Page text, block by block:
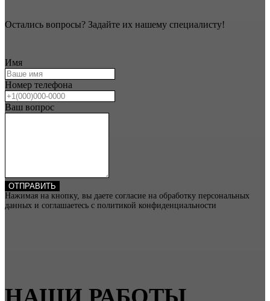
Остались вопросы? Задайте их нашему специалисту!
Имя
Номер телефона
Ваш вопрос
ОТПРАВИТЬ
Нажимая на кнопку, вы даете согласие на обработку персональных
данных и соглашаетесь c политикой конфиденциальности